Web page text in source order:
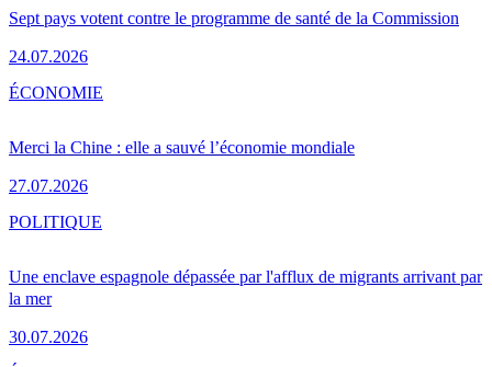
Sept pays votent contre le programme de santé de la Commission
24.07.2026
Merci la Chine : elle a sauvé l’économie mondiale
27.07.2026
ÉCONOMIE
Une enclave espagnole dépassée par l'afflux de migrants arrivant par
la mer
30.07.2026
POLITIQUE